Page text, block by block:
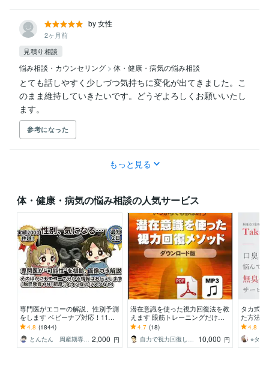
by 女性
2ヶ月前
見積り相談
悩み相談・カウンセリング > 体・健康・病気の悩み相談
とても話しやすく少しづつ気持ちに変化が出てきました。こ
のまま維持していきたいです。どうぞよろしくお願いいたし
ます。
参考になった
もっと見る
体・健康・病気の悩み相談の人気サービス
専門医がエコーの解説、性別予測
をします ベビーナブ対応！11週
以降のエコーであれば判定しま
す。
4.8 (1844)
とんたん 周産期専門医 超音波専門医 2,000 円
潜在意識を使った視力回復法を教
えます 眼筋トレーニングだけで
はダメ！ 脳のブレーキを外すメ
ソッド
4.7 (18)
自力で視力回復した人
10,000 円
タカ式
た方法
でもダ
法
4.8
⭐︎タカ⭐︎